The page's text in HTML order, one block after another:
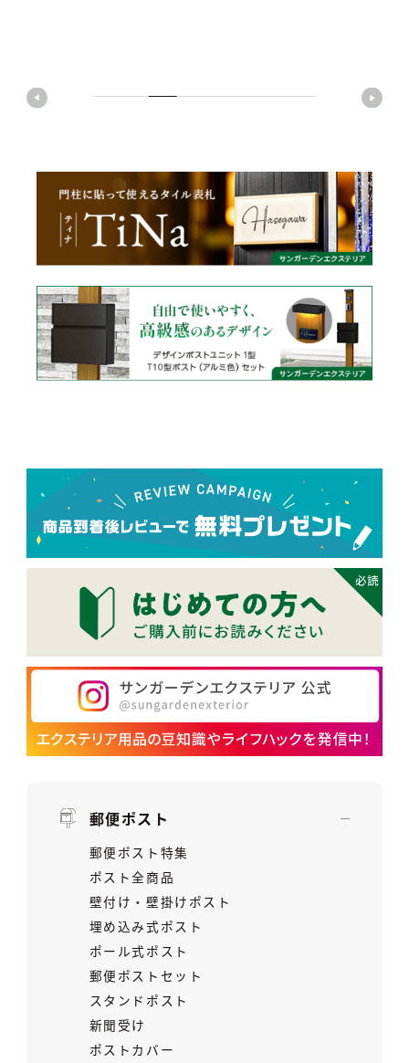
郵便ポスト
郵便ポスト特集
ポスト全商品
壁付け・壁掛けポスト
埋め込み式ポスト
ポール式ポスト
郵便ポストセット
スタンドポスト
新聞受け
ポストカバー